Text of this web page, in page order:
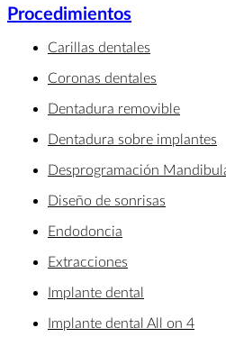
Procedimientos
Carillas dentales
Coronas dentales
Dentadura removible
Dentadura sobre implantes
Desprogramación
Diseño de sonrisas
Endodoncia
Extracciones
Implante dental
Implante dental All on 4